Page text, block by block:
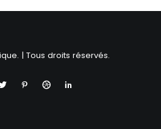
| Tous droits réservés.